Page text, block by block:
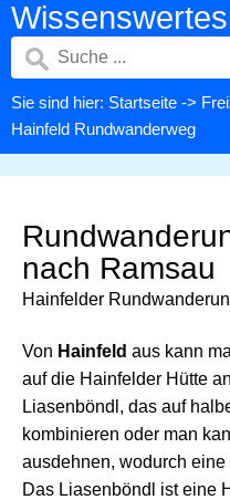
Wissenswertes
Sie sind hier: Startseite ->
Hainfeld Rundwanderweg
nach Ramsau
Hainfelder
Von Hainfeld aus kann
auf die Hainfelder Hütte
Liasenböndl, das auf
kombinieren oder man
ausdehnen, wodurch eine
Das Liasenböndl ist eine